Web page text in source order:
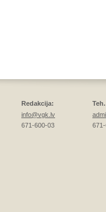
Redakcija:
info@vgk.lv
671-600-03